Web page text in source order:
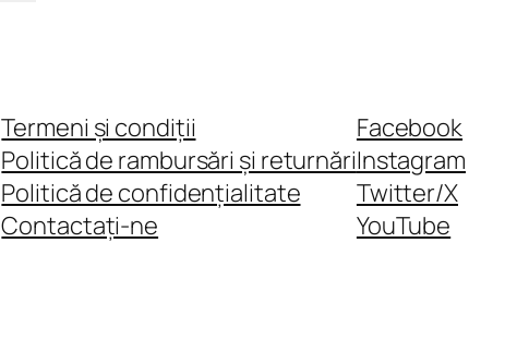
Termeni și condiții
Politică de rambursări și returnări
Politică de confidențialitate
Contactați-ne
Facebook
Instagram
Twitter/X
YouTube